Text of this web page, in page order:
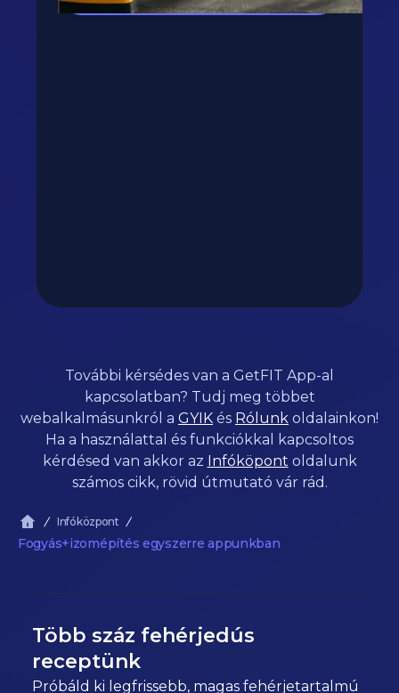
További kérsédes van a GetFIT App-al
kapcsolatban? Tudj meg többet
webalkalmásunkról a GYIK és Rólunk oldalainkon!
Ha a használattal és funkciókkal kapcsoltos
kérdésed van akkor az Infóköpont oldalunk
számos cikk, rövid útmutató vár rád.
Infóközpont
Fogyás+izomépítés egyszerre appunkban
Több száz fehérjedús
receptünk
Próbáld ki legfrissebb, magas fehérjetartalmú